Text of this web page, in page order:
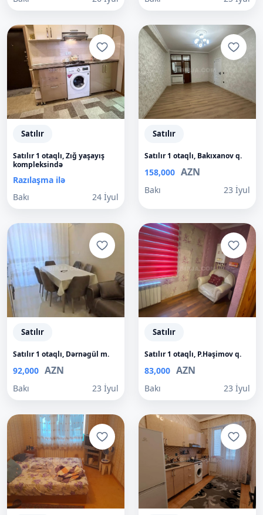
Satılır
Satılır 1 otaqlı, Zığ yaşayış
kompleksində
Razılaşma ilə
Bakı
24 İyul
Satılır
Satılır 1 otaqlı, Bakıxanov q.
158,000 AZN
Bakı 23 İyul
Satılır
Satılır 1 otaqlı, Dərnəgül m.
92,000 AZN
Bakı 23 İyul
Satılır
Satılır 1 otaqlı, P.Həşimov q.
83,000 AZN
Bakı 23 İyul